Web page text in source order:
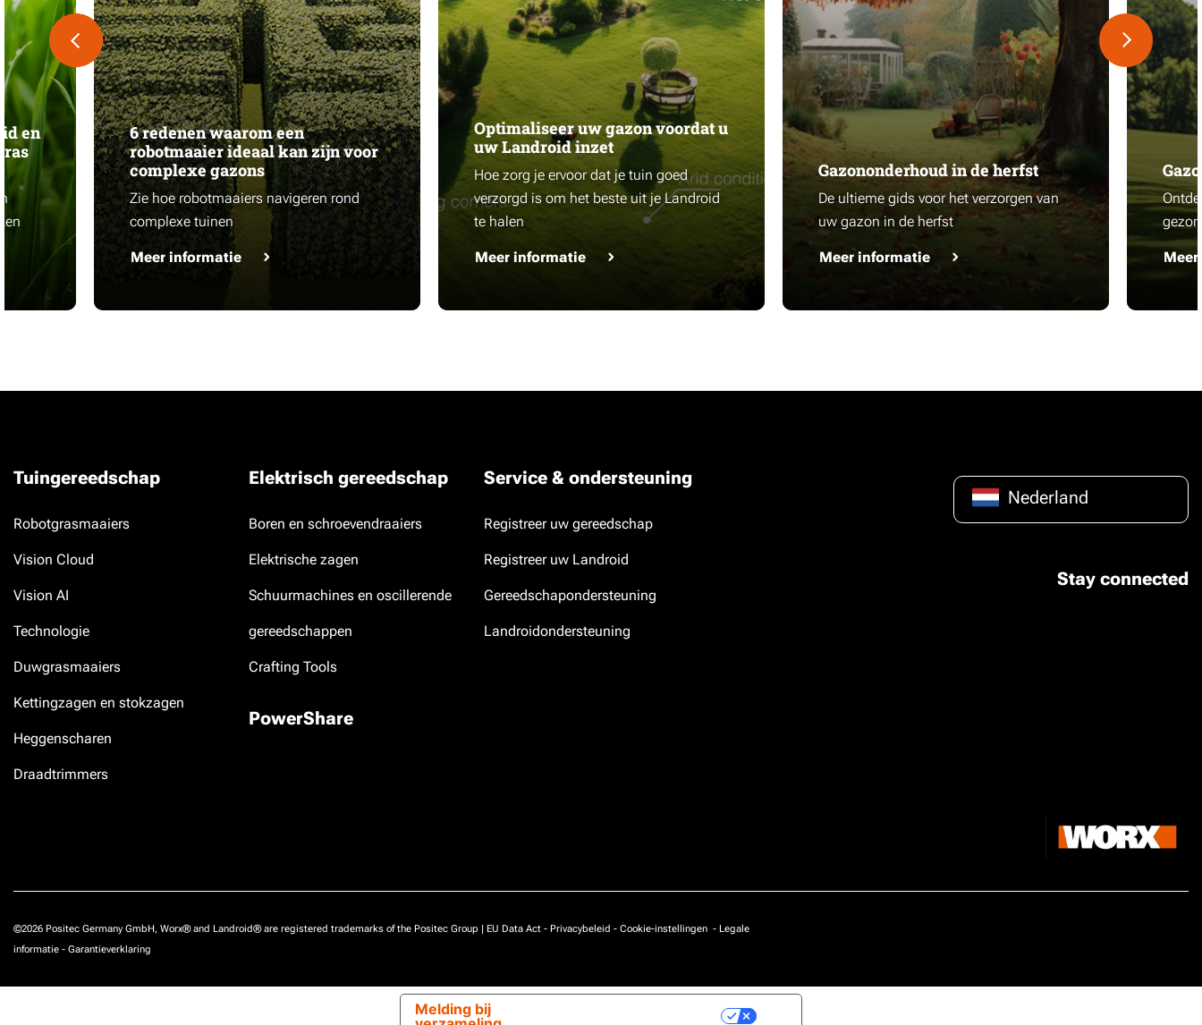
en
6 redenen waarom een
robotmaaier ideaal kan zijn voor
complexe gazons
Zie hoe robotmaaiers navigeren rond
complexe tuinen
Meer informatie
Optimaliseer uw gazon voordat u
uw Landroid inzet
Hoe zorg je ervoor dat je tuin goed
verzorgd is om het beste uit je Landroid
te halen
Meer informatie
Gazononderhoud in de herfst
De ultieme gids voor het verzorgen van
uw gazon in de herfst
Meer informatie
Tuingereedschap
Robotgrasmaaiers
Vision Cloud
Vision AI
Technologie
Duwgrasmaaiers
Kettingzagen en stokzagen
Heggenscharen
Draadtrimmers
Elektrisch gereedschap
Boren en schroevendraaiers
Elektrische zagen
Schuurmachines en oscillerende
gereedschappen
Crafting Tools
PowerShare
Service & ondersteuning
Registreer uw gereedschap
Registreer uw Landroid
Gereedschapondersteuning
Landroidondersteuning
Nederland
Stay connected
©2026 Positec Germany GmbH, Worx® and Landroid® are registered trademarks of the Positec Group | EU Data Act - Privacybeleid - Cookie-instellingen - Legale
informatie - Garantieverklaring
Melding bij